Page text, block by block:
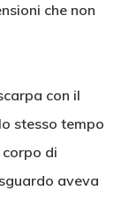
che non
con il
stesso tempo
di
aveva